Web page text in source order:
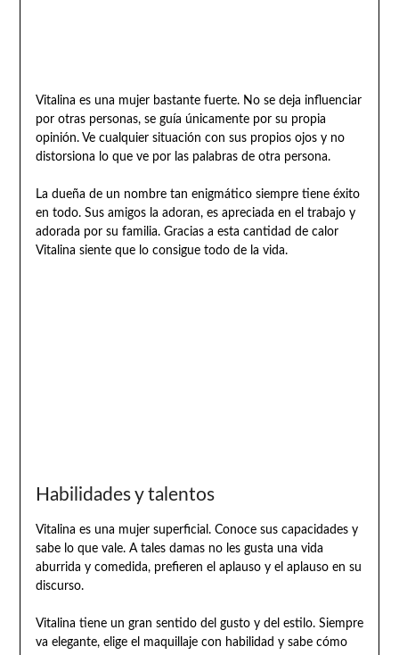
Vitalina es una mujer bastante fuerte. No se deja influenciar
por otras personas, se guía únicamente por su propia
opinión. Ve cualquier situación con sus propios ojos y no
distorsiona lo que ve por las palabras de otra persona.
La dueña de un nombre tan enigmático siempre tiene éxito
en todo. Sus amigos la adoran, es apreciada en el trabajo y
adorada por su familia. Gracias a esta cantidad de calor
Vitalina siente que lo consigue todo de la vida.
Habilidades y talentos
Vitalina es una mujer superficial. Conoce sus capacidades y
sabe lo que vale. A tales damas no les gusta una vida
aburrida y comedida, prefieren el aplauso y el aplauso en su
discurso.
Vitalina tiene un gran sentido del gusto y del estilo. Siempre
va elegante, elige el maquillaje con habilidad y sabe cómo